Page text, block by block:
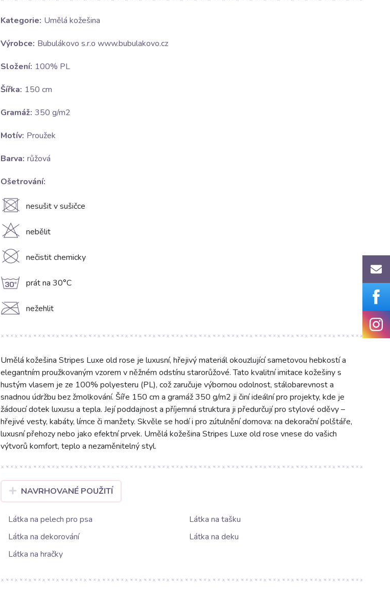
Kategorie: Umělá kožešina
Výrobce: Bubulákovo s.r.o www.bubulakovo.cz
Složení: 100% PL
Šířka: 150 cm
Gramáž: 350 g/m2
Motív: Proužek
Barva: růžová
Ošetrování:
U nesušit v sušičce
H nebělit
K nečistit chemicky
g prát na 30°C
C nežehlit
Umělá kožešina Stripes Luxe old rose je luxusní, hřejivý materiál okouzlující sametovou hebkostí a
elegantním proužkovaným vzorem v něžném odstínu starorůžové. Tato kvalitní imitace kožešiny s
hustým vlasem je ze 100% polyesteru (PL), což zaručuje výbornou odolnost, stálobarevnost a
snadnou údržbu bez žmolkování. Šíře 150 cm a gramáž 350 g/m2 ji činí ideální pro projekty, kde je
žádoucí dotek luxusu a tepla. Její poddajnost a příjemná struktura ji předurčují pro stylové oděvy –
hřejivé vesty, kabáty, límce či manžety. Skvěle se hodí i pro zútulnění domova: na dekorační polštáře,
luxusní přehozy nebo jako efektní prvek. Umělá kožešina Stripes Luxe old rose vnese do vašich
výtvorů komfort, teplo a nezaměnitelný styl.
NAVRHOVANÉ POUŽITÍ
Látka na pelech pro psa
Látka na tašku
Látka na dekorování
Látka na deku
Látka na hračky